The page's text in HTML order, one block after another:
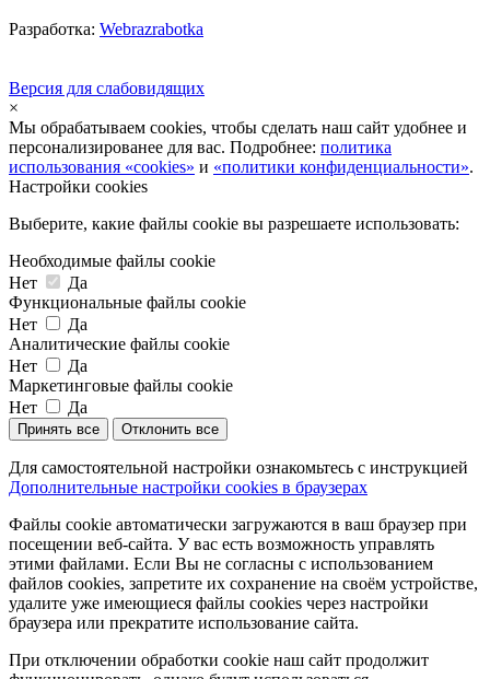
Разработка: Webrazrabotka
Версия для слабовидящих
×
Мы обрабатываем cookies, чтобы сделать наш сайт удобнее и
персонализированее для вас. Подробнее: политика
использования «cookies» и «политики конфиденциальности».
Настройки cookies
Выберите, какие файлы cookie вы разрешаете использовать:
Необходимые файлы cookie
Нет
Да
Функциональные файлы cookie
Нет
Да
Аналитические файлы cookie
Нет
Да
Маркетинговые файлы cookie
Нет
Да
Принять все Отклонить все
Для самостоятельной настройки ознакомьтесь с инструкцией
Дополнительные настройки cookies в браузерах
Файлы cookie автоматически загружаются в ваш браузер при
посещении веб-сайта. У вас есть возможность управлять
этими файлами. Если Вы не согласны с использованием
файлов cookies, запретите их сохранение на своём устройстве,
удалите уже имеющиеся файлы cookies через настройки
браузера или прекратите использование сайта.
При отключении обработки cookie наш сайт продолжит